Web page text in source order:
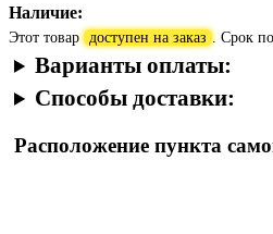
Наличие:
Этот товар доступен на заказ . Срок
Варианты оплаты:
Способы доставки:
Расположение пункта